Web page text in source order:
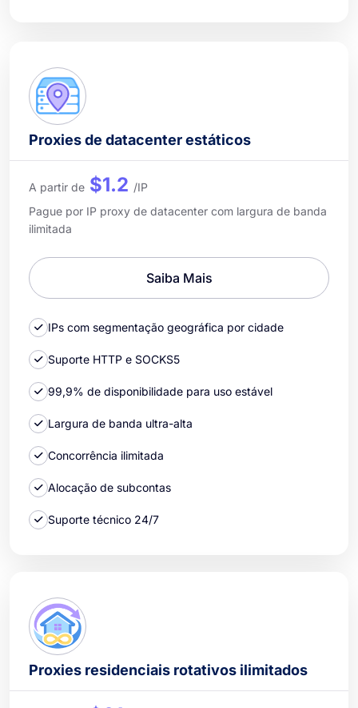
Proxies de datacenter estáticos
A partir de $1.2 /IP
Pague por IP proxy de datacenter com largura de banda
ilimitada
Saiba Mais
IPs com segmentação geográfica por cidade
Suporte HTTP e SOCKS5
99,9% de disponibilidade para uso estável
Largura de banda ultra-alta
Concorrência ilimitada
Alocação de subcontas
Suporte técnico 24/7
Proxies residenciais rotativos ilimitados